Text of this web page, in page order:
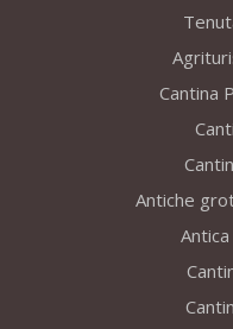
Cantina
Antiche